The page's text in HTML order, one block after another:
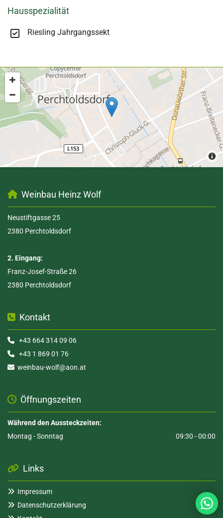
Hausspezialität
Riesling Jahrgangssekt
 Weinbau Heinz Wolf
Neustiftgasse 25
2380 Perchtoldsdorf
2. Eingang:
Franz-Josef-Straße 26
2380 Perchtoldsdorf
 Kontakt
 +43 664 314 09 06
 +43 1 869 01 76
 weinbau-wolf@aon.at
 Öffnungszeiten
Während den Aussteckzeiten:
Montag - Sonntag
09:30 - 00:00
 Links
 Impressum
 Datenschutzerklärung